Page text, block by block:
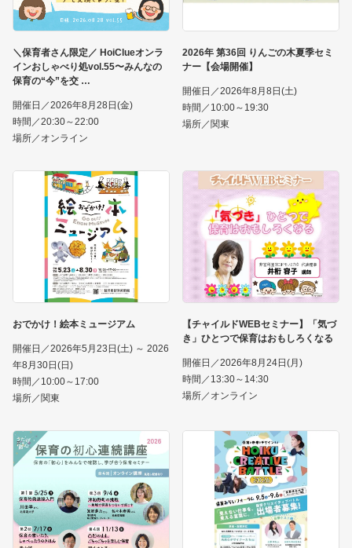
＼保育者さん限定／ HoiClueオンラ
インおしゃべり処vol.55〜みんなの
保育の“今”を交
開催日／2026年8月28日(金)
時間／20:30～22:00
場所／オンライン
2026年 第36回 りんごの木夏季セミ
ナー【会場開催】
開催日／2026年8月8日(土)
時間／10:00～19:30
場所／関東
おでかけ！絵本ミュージアム
開催日／2026年5月23日(土) ～ 2026
年8月30日(日)
時間／10:00～17:00
場所／関東
【チャイルドWEBセミナー】「気づ
き」ひとつで保育はおもしろくなる
開催日／2026年8月24日(月)
時間／13:30～14:30
場所／オンライン